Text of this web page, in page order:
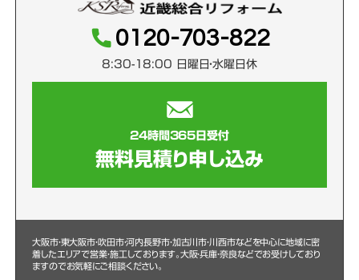
0120-703-822
8:30-18:00 日曜日・水曜日休
24時間365日受付
無料見積り申し込み
大阪市・東大阪市・吹田市・河内長野市・加古川市・川西市などを中心に地域に密
着したエリアで営業・施工しております。大阪・兵庫・奈良などでお受けしており
ますのでお気軽にご相談ください。